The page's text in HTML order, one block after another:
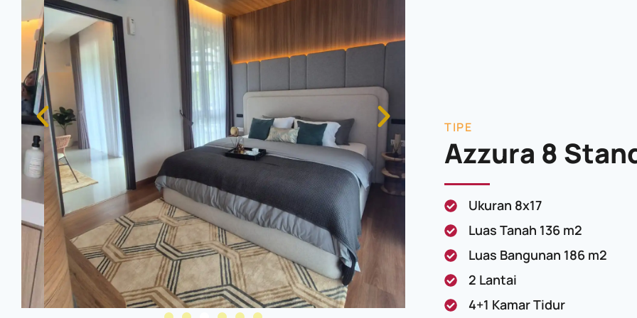
TIPE
Azzura 8
Ukuran 8x17
Luas Tanah 136 m2
Luas Bangunan 186 m2
2 Lantai
4+1 Kamar Tidur